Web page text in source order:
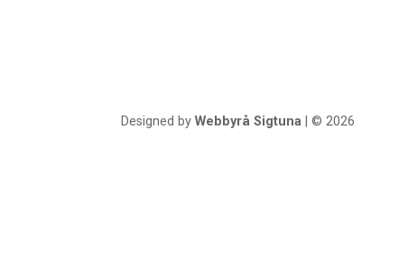
Designed byWebbyrå Sigtuna | © 2026